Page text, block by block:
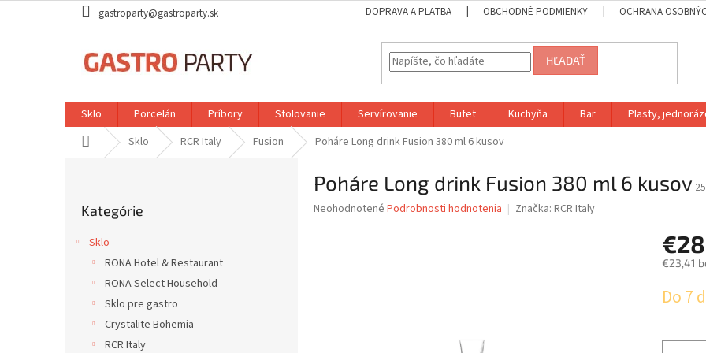
na
gastroparty@gastroparty.sk DOPRAVA A PLATBA OBCHODNÉ PODMIENKY OCHRANA
HĽADAŤ
Sklo Porcelán Príbory Stolovanie Servírovanie Bufet Kuchyňa Bar Plasty,
DomovSklo RCR Italy Fusion Poháre Long drink Fusion 380 ml 6 kusov
kategórie
Kategórie
Sklo
RONA Hotel & Restaurant
RONA Select Household
Sklo pre gastro
Crystalite Bohemia
RCR Italy
Poháre Long drink Fusion 380 ml 6 kusov
Priemerné
Neohodnotené Podrobnosti hodnotenia Značka: RCR Italy
€23,41
cena:
Do 7